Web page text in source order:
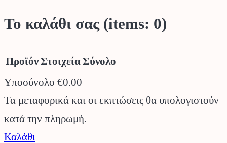
Το καλάθι σας (items: 0)
Προϊόντα
στο
ΠροϊόνΣτοιχείαΣύνολο
Υποσύνολο €0.00
Τα μεταφορικά και οι εκπτώσεις θα υπολογιστούν
κατά την πληρωμή.
Καλάθι